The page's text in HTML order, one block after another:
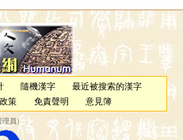
隨機漢字
最近被搜索的漢字
策 免責聲明 意見簿
理員 ）